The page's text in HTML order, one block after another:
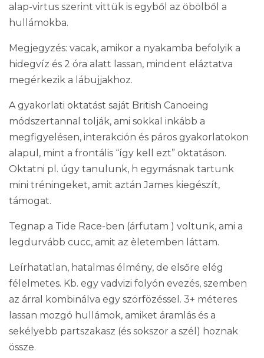
alap-virtus szerint vittük is egyből az öbölből a
hullámokba.
Megjegyzés: vacak, amikor a nyakamba befolyik a
hidegvíz és 2 óra alatt lassan, mindent eláztatva
megérkezik a lábujjakhoz.
A gyakorlati oktatást saját British Canoeing
módszertannal tolják, ami sokkal inkább a
megfigyelésen, interakción és páros gyakorlatokon
alapul, mint a frontális “így kell ezt” oktatáson.
Oktatni pl. úgy tanulunk, h egymásnak tartunk
mini tréningeket, amit aztán James kiegészít,
támogat.
Tegnap a Tide Race-ben (árfutam ) voltunk, ami a
legdurvább cucc, amit az èletemben láttam.
Leírhatatlan, hatalmas élmény, de elsőre elég
félelmetes. Kb. egy vadvizi folyón evezés, szemben
az árral
kombinálva egy szörfözéssel. 3+ méteres
lassan mozgó hullámok, amiket áramlás és a
sekélyebb partszakasz (és sokszor a szél) hoznak
össze.